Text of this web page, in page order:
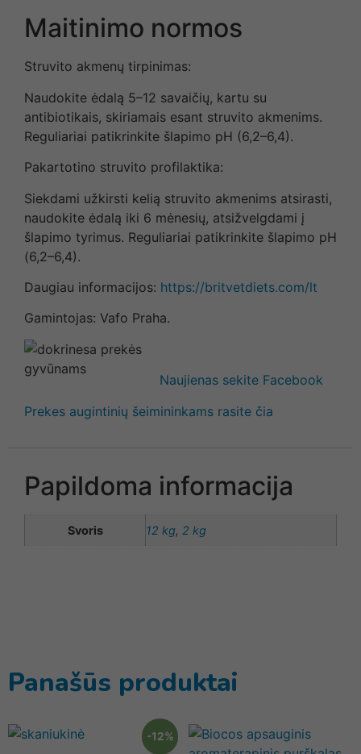
Maitinimo normos
Struvito akmenų tirpinimas:
Naudokite ėdalą 5–12 savaičių, kartu su
antibiotikais, skiriamais esant struvito akmenims.
Reguliariai patikrinkite šlapimo pH (6,2–6,4).
Pakartotino struvito profilaktika:
Siekdami užkirsti kelią struvito akmenims atsirasti,
naudokite ėdalą iki 6 mėnesių, atsižvelgdami į
šlapimo tyrimus. Reguliariai patikrinkite šlapimo pH
(6,2–6,4).
Daugiau informacijos: https://britvetdiets.com/lt
Gamintojas: Vafo Praha.
Naujienas sekite Facebook
Prekes augintinių šeimininkams rasite čia
Papildoma informacija
Svoris 12 kg, 2 kg
Panašūs produktai
-12%